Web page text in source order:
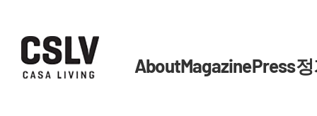
AboutMagazinePress